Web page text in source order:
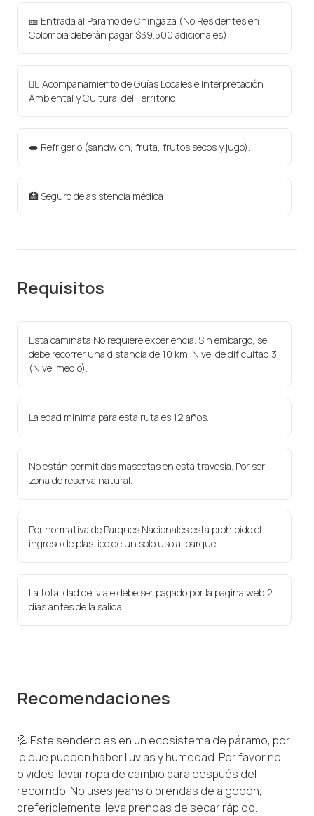
🎫 Entrada al Páramo de Chingaza (No Residentes en
Colombia deberán pagar $39.500 adicionales)
🕵🏻 Acompañamiento de Guías Locales e Interpretación
Ambiental y Cultural del Territorio
🥪 Refrigerio (sándwich, fruta, frutos secos y jugo).
🏥 Seguro de asistencia médica
Requisitos
Esta caminata No requiere experiencia. Sin embargo, se
debe recorrer una distancia de 10 km. Nivel de dificultad 3
(Nivel medio).
La edad mínima para esta ruta es 12 años.
No están permitidas mascotas en esta travesía. Por ser
zona de reserva natural.
Por normativa de Parques Nacionales está prohibido el
ingreso de plástico de un solo uso al parque.
La totalidad del viaje debe ser pagado por la pagina web 2
días antes de la salida
Recomendaciones
💦 Este sendero es en un ecosistema de páramo, por
lo que pueden haber lluvias y humedad. Por favor no
olvides llevar ropa de cambio para después del
recorrido. No uses jeans o prendas de algodón,
preferiblemente lleva prendas de secar rápido.